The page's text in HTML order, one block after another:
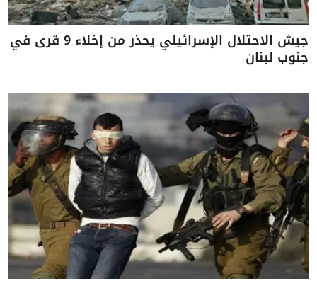
جيش الاحتلال الإسرائيلي يحذر من إخلاء 9 قرى في
جنوب لبنان